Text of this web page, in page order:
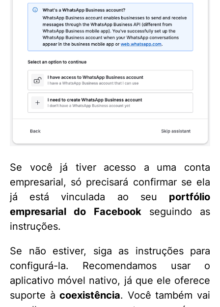
Se você já tiver acesso a uma conta
empresarial, só precisará confirmar se ela
já está vinculada ao seu portfólio
empresarial do Facebookseguindo as
instruções.
Se não estiver, siga as instruções para
configurá-la. Recomendamos usar o
aplicativo móvel nativo, já que ele oferece
suporte àcoexistência. Você também vai